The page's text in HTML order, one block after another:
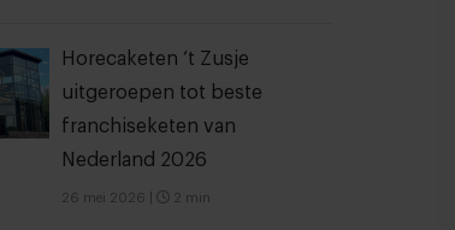
Horecaketen ‘t Zusje
uitgeroepen tot beste
franchiseketen van
Nederland 2026
26 mei 2026 2 min